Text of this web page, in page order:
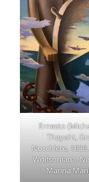
Ernesto
Thayaht,
Nocchiere,
Wolfsoniana,
Marina